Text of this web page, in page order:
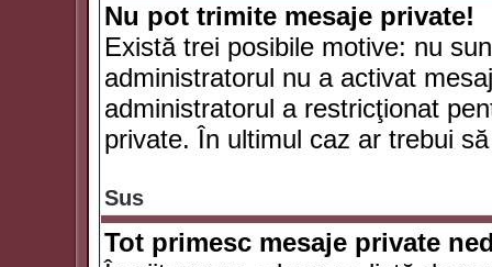
Nu pot trimite mesaje private!
Există trei posibile motive: nu
administratorul nu a activat
administratorul a restricţionat
private. În ultimul caz ar trebui
Sus
Tot primesc mesaje private